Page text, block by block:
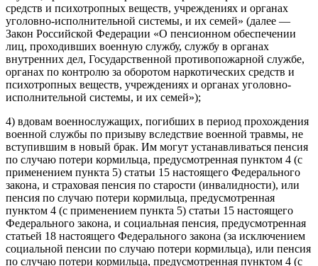
средств и психотропных веществ, учреждениях и органах
уголовно-исполнительной системы, и их семей» (далее —
Закон Российской Федерации «О пенсионном обеспечении
лиц, проходивших военную службу, службу в органах
внутренних дел, Государственной противопожарной службе,
органах по контролю за оборотом наркотических средств и
психотропных веществ, учреждениях и органах уголовно-
исполнительной системы, и их семей»);
4) вдовам военнослужащих, погибших в период прохождения
военной службы по призыву вследствие военной травмы, не
вступившим в новый брак. Им могут устанавливаться пенсия
по случаю потери кормильца, предусмотренная пунктом 4 (с
применением пункта 5) статьи 15 настоящего Федерального
закона, и страховая пенсия по старости (инвалидности), или
пенсия по случаю потери кормильца, предусмотренная
пунктом 4 (с применением пункта 5) статьи 15 настоящего
Федерального закона, и социальная пенсия, предусмотренная
статьей 18 настоящего Федерального закона (за исключением
социальной пенсии по случаю потери кормильца), или пенсия
по случаю потери кормильца, предусмотренная пунктом 4 (с